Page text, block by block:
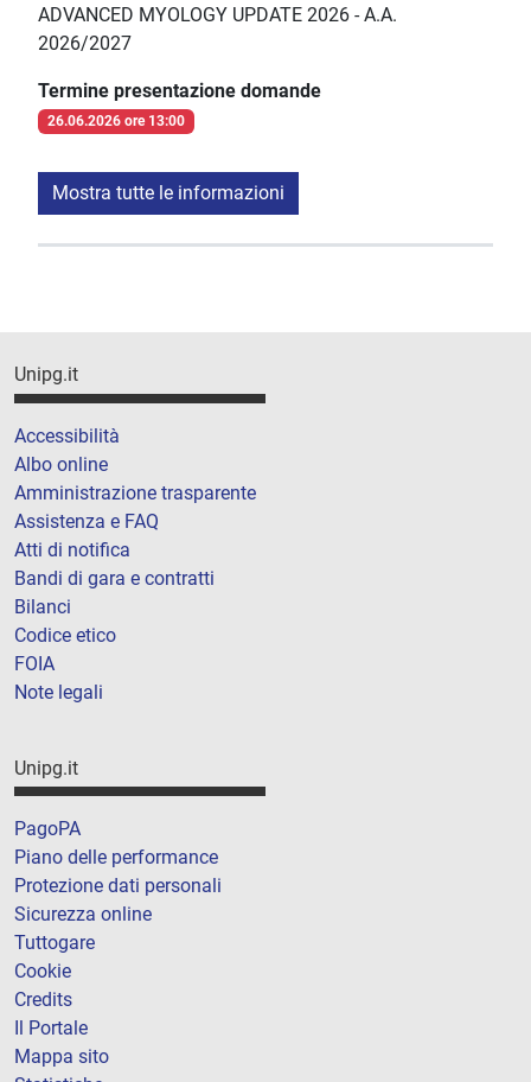
ADVANCED MYOLOGY UPDATE 2026 - A.A.
2026/2027
Termine presentazione domande
26.06.2026 ore 13:00
Mostra tutte le informazioni
Unipg.it
Accessibilità
Albo online
Amministrazione trasparente
Assistenza e FAQ
Atti di notifica
Bandi di gara e contratti
Bilanci
Codice etico
FOIA
Note legali
Unipg.it
PagoPA
Piano delle performance
Protezione dati personali
Sicurezza online
Tuttogare
Cookie
Credits
Il Portale
Mappa sito